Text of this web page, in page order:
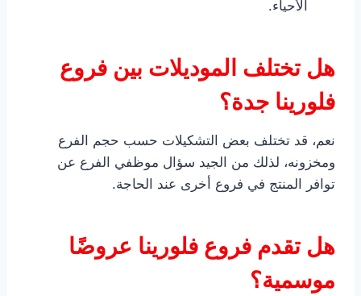
الأحياء.
هل تختلف الموديلات بين فروع
فلورينا جدة؟
نعم، قد تختلف بعض التشكيلات حسب حجم الفرع
ومخزونه، لذلك من الجيد سؤال موظفي الفرع عن
توافر المنتج في فروع أخرى عند الحاجة.
هل تقدم فروع فلورينا عروضًا
موسمية؟